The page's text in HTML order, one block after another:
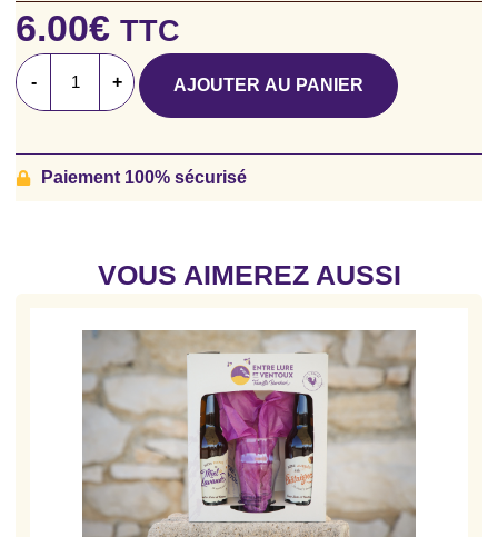
6.00€ TTC
- + AJOUTER AU PANIER
Paiement 100% sécurisé
VOUS AIMEREZ AUSSI